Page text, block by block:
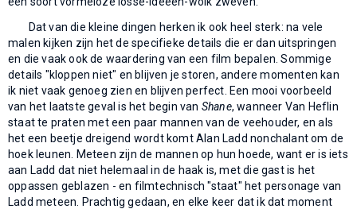
Dat van die kleine dingen herken ik ook heel sterk: na vele
malen kijken zijn het de specifieke details die er dan uitspringen
en die vaak ook de waardering van een film bepalen. Sommige
details "kloppen niet" en blijven je storen, andere momenten kan
ik niet vaak genoeg zien en blijven perfect. Een mooi voorbeeld
van het laatste geval is het begin van Shane, wanneer Van Heflin
staat te praten met een paar mannen van de veehouder, en als
het een beetje dreigend wordt komt Alan Ladd nonchalant om de
hoek leunen. Meteen zijn de mannen op hun hoede, want er is iets
aan Ladd dat niet helemaal in de haak is, met die gast is het
oppassen geblazen - en filmtechnisch "staat" het personage van
Ladd meteen. Prachtig gedaan, en elke keer dat ik dat moment